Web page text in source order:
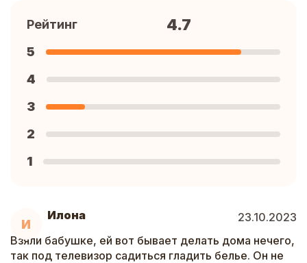
И
Илона
23.10.2023
Взяли бабушке, ей вот бывает делать дома нечего,
так под телевизор садиться гладить белье. Он не
Рейтинг 4.7
5
4
3
2
1